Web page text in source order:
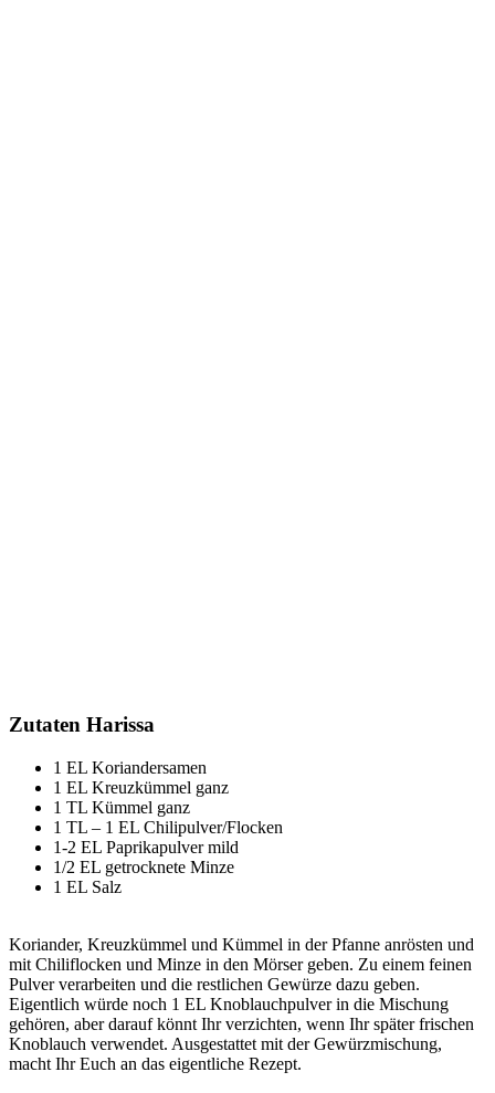
Zutaten Harissa
1 EL Koriandersamen
1 EL Kreuzkümmel ganz
1 TL Kümmel ganz
1 TL – 1 EL Chilipulver/Flocken
1-2 EL Paprikapulver mild
1/2 EL getrocknete Minze
1 EL Salz
Koriander, Kreuzkümmel und Kümmel in der Pfanne anrösten und
mit Chiliflocken und Minze in den Mörser geben. Zu einem feinen
Pulver verarbeiten und die restlichen Gewürze dazu geben.
Eigentlich würde noch 1 EL Knoblauchpulver in die Mischung
gehören, aber darauf könnt Ihr verzichten, wenn Ihr später frischen
Knoblauch verwendet. Ausgestattet mit der Gewürzmischung,
macht Ihr Euch an das eigentliche Rezept.